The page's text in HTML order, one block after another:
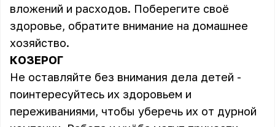
вложений и расходов. Поберегите своё
здоровье, обратите внимание на домашнее
хозяйство.
КОЗЕРОГ
Не оставляйте без внимания дела детей -
поинтересуйтесь их здоровьем и
переживаниями, чтобы уберечь их от дурной